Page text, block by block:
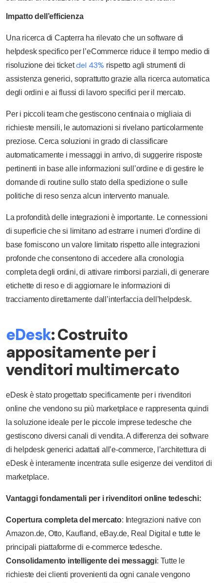
Impatto dell’efficienza
Una ricerca di Capterra ha rilevato che un software di
helpdesk specifico per l’eCommerce riduce il tempo medio di
risoluzione dei ticketdel 43% rispetto agli strumenti di
assistenza generici, soprattutto grazie alla ricerca automatica
degli ordini e ai flussi di lavoro specifici per il mercato.
Per i piccoli team che gestiscono centinaia o migliaia di
richieste mensili, le automazioni si rivelano particolarmente
preziose. Cerca soluzioni in grado di classificare
automaticamente i messaggi in arrivo, di suggerire risposte
pertinenti in base alle informazioni sull’ordine e di gestire le
domande di routine sullo stato della spedizione o sulle
politiche di reso senza alcun intervento manuale.
La profondità delle integrazioni è importante. Le connessioni
di superficie che si limitano ad estrarre i numeri d’ordine di
base forniscono un valore limitato rispetto alle integrazioni
profonde che consentono di accedere alla cronologia
completa degli ordini, di attivare rimborsi parziali, di generare
etichette di reso e di aggiornare le informazioni di
tracciamento direttamente dall’interfaccia dell’helpdesk.
eDesk: Costruito
appositamente per i
venditori multimercato
eDesk è stato progettato specificamente per i rivenditori
online che vendono su più marketplace e rappresenta quindi
la soluzione ideale per le piccole imprese tedesche che
gestiscono diversi canali di vendita. A differenza dei software
di helpdesk generici adattati all’e-commerce, l’architettura di
eDesk è interamente incentrata sulle esigenze dei venditori di
marketplace.
Vantaggi fondamentali per i rivenditori online tedeschi:
Copertura completa del mercato: Integrazioni native con
Amazon.de, Otto, Kaufland, eBay.de, Real Digital e tutte le
principali piattaforme di e-commerce tedesche.
Consolidamento intelligente dei messaggi: Tutte le
richieste dei clienti provenienti da ogni canale vengono